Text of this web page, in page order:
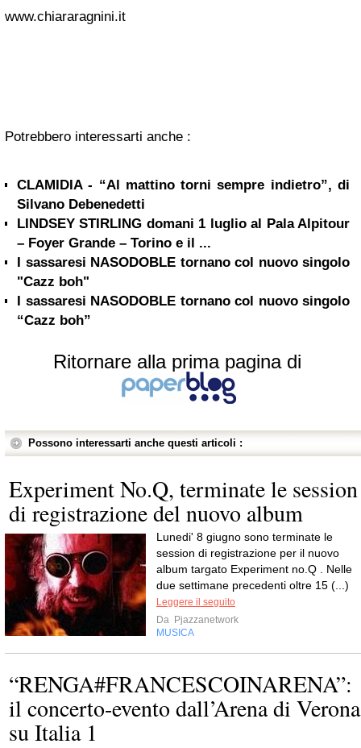
www.chiararagnini.it
Potrebbero interessarti anche :
CLAMIDIA - “Al mattino torni sempre indietro”, di
Silvano Debenedetti
LINDSEY STIRLING domani 1 luglio al Pala Alpitour
– Foyer Grande – Torino e il ...
I sassaresi NASODOBLE tornano col nuovo singolo
"Cazz boh"
I sassaresi NASODOBLE tornano col nuovo singolo
“Cazz boh”
Ritornare alla prima pagina di
Possono interessarti anche questi articoli :
Experiment No.Q, terminate le session
di registrazione del nuovo album
Lunedi' 8 giugno sono terminate le
session di registrazione per il nuovo
album targato Experiment no.Q . Nelle
due settimane precedenti oltre 15 (...)
Leggere il seguito
Da Pjazzanetwork
MUSICA
“RENGA#FRANCESCOINARENA”:
il concerto-evento dall’Arena di Verona
su Italia 1